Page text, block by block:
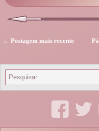
← Postagem mais recente